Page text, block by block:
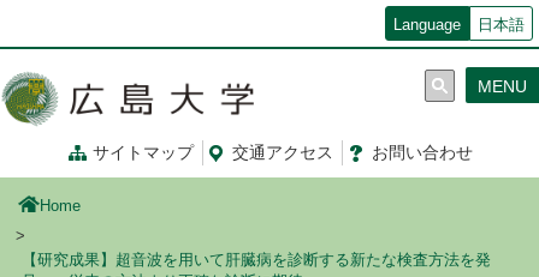
コ
ン
移
Language 日本語
サイトマップ 交通アクセス お問い合わせ
MENU
Home
【研究成果】超音波を用いて肝臓病を診断する新たな検査方法を発